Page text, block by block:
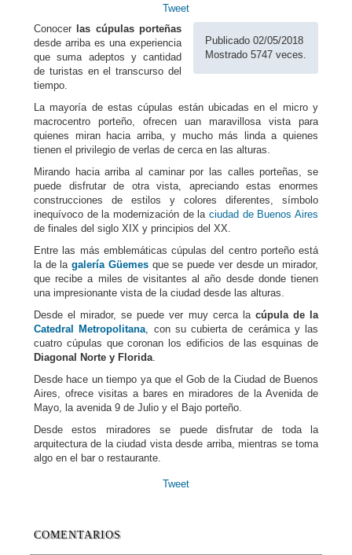
Tweet
Publicado 02/05/2018
Mostrado 5747 veces.
Conocer
las cúpulas porteñas
desde arriba es una experiencia
que suma adeptos y cantidad
de turistas en el transcurso del
tiempo.
La mayoría de estas cúpulas están ubicadas en el micro y
macrocentro porteño, ofrecen uan maravillosa vista para
quienes miran hacia arriba, y mucho más linda a quienes
tienen el privilegio de verlas de cerca en las alturas.
Mirando hacia arriba al caminar por las calles porteñas, se
puede disfrutar de otra vista, apreciando estas enormes
construcciones de estilos y colores diferentes, símbolo
inequívoco de la modernización de la ciudad de Buenos Aires
de finales del siglo XIX y principios del XX.
Entre las más emblemáticas cúpulas del centro porteño está
la de lagalería Güemesque se puede ver desde un mirador,
que recibe a miles de visitantes al año desde donde tienen
una impresionante vista de la ciudad desde las alturas.
Desde el mirador, se puede ver muy cerca la cúpula de la
Catedral Metropolitana, con su cubierta de cerámica y las
cuatro cúpulas que coronan los edificios de las esquinas de
Diagonal Norte y Florida.
Desde hace un tiempo ya que el Gob de la Ciudad de Buenos
Aires, ofrece visitas a bares en miradores de la Avenida de
Mayo, la avenida 9 de Julio y el Bajo porteño.
Desde estos miradores se puede disfrutar de toda la
arquitectura de la ciudad vista desde arriba, mientras se toma
algo en el bar o restaurante.
Tweet
COMENTARIOS